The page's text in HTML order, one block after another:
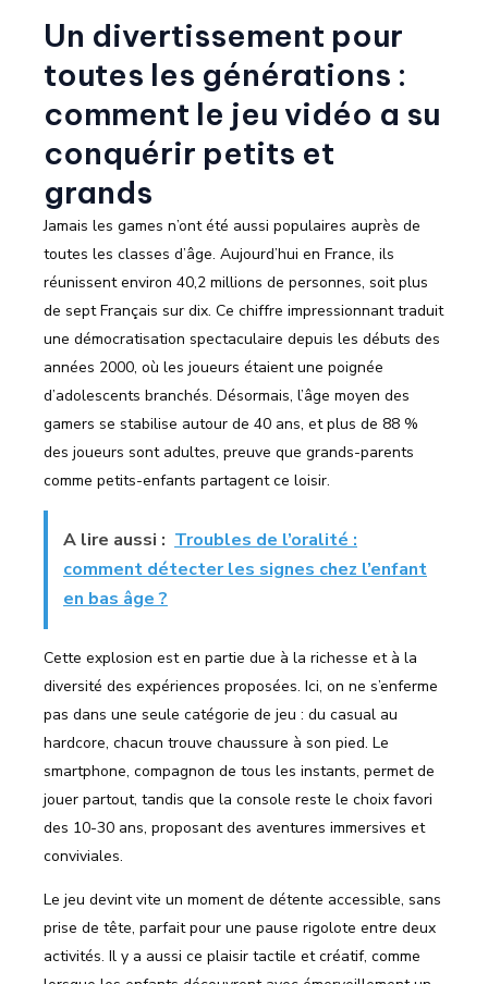
Un divertissement pour
toutes les générations :
comment le jeu vidéo a su
conquérir petits et
grands
Jamais les games n’ont été aussi populaires auprès de
toutes les classes d’âge. Aujourd’hui en France, ils
réunissent environ 40,2 millions de personnes, soit plus
de sept Français sur dix. Ce chiffre impressionnant traduit
une démocratisation spectaculaire depuis les débuts des
années 2000, où les joueurs étaient une poignée
d’adolescents branchés. Désormais, l’âge moyen des
gamers se stabilise autour de 40 ans, et plus de 88 %
des joueurs sont adultes, preuve que grands-parents
comme petits-enfants partagent ce loisir.
A lire aussi : Troubles de l’oralité :
comment détecter les signes chez l’enfant
en bas âge ?
Cette explosion est en partie due à la richesse et à la
diversité des expériences proposées. Ici, on ne s’enferme
pas dans une seule catégorie de jeu : du casual au
hardcore, chacun trouve chaussure à son pied. Le
smartphone, compagnon de tous les instants, permet de
jouer partout, tandis que la console reste le choix favori
des 10-30 ans, proposant des aventures immersives et
conviviales.
Le jeu devint vite un moment de détente accessible, sans
prise de tête, parfait pour une pause rigolote entre deux
activités. Il y a aussi ce plaisir tactile et créatif, comme